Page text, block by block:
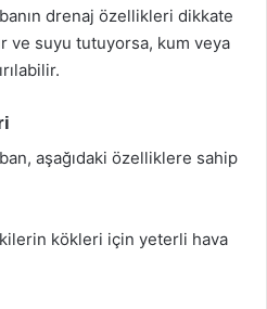
drenaj özellikleri dikkate
ve suyu tutuyorsa, kum veya
aşağıdaki özelliklere sahip
kökleri için yeterli hava